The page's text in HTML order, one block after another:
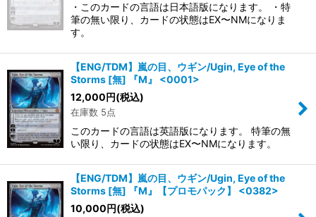
・このカードの言語は日本語版になります。 ・特
筆の無い限り、カードの状態はEX〜NMになりま
す。
【ENG/TDM】嵐の目、ウギン/Ugin, Eye of the
Storms [無] 『M』 <0001>
12,000円(税込)
在庫数 5点
このカードの言語は英語版になります。 特筆の無
い限り、カードの状態はEX〜NMになります。
【ENG/TDM】嵐の目、ウギン/Ugin, Eye of the
Storms [無] 『M』【プロモパック】 <0382>
10,000円(税込)